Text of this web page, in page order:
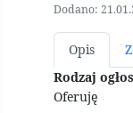
Dodano:
Opis
Rodzaj
Oferuję